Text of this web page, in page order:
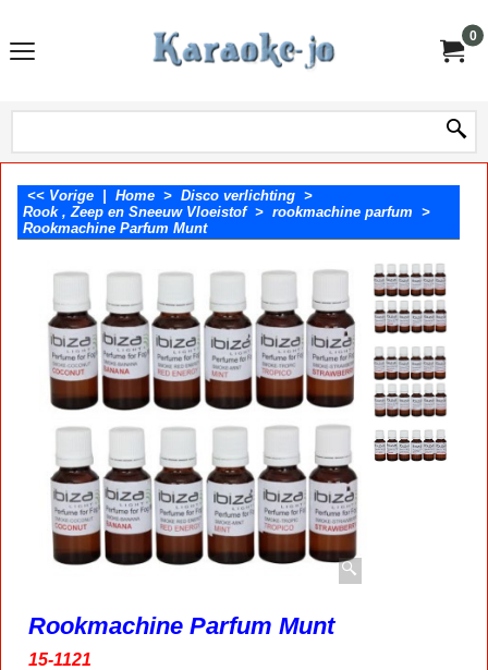
0
<< Vorige Home > Disco verlichting >
Rook , Zeep en Sneeuw Vloeistof> rookmachine parfum >
Rookmachine Parfum Munt
Rookmachine Parfum Munt
15-1121